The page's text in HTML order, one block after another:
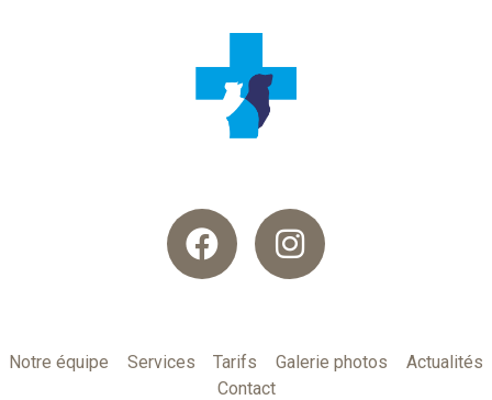
Notre équipe Services Tarifs Galerie photos
Actualités
Contact